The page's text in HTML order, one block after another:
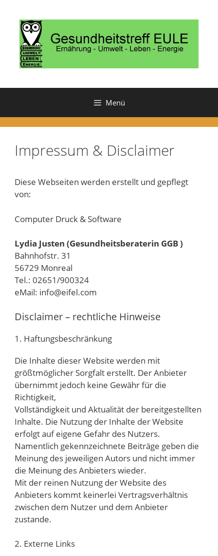
Inhalt
springen
Menü
Impressum & Disclaimer
Diese Webseiten werden erstellt und gepflegt
von:
Computer Druck & Software
Lydia Justen (Gesundheitsberaterin GGB )
Bahnhofstr. 31
56729 Monreal
Tel.: 02651/900324
eMail: info@eifel.com
Disclaimer – rechtliche Hinweise
1. Haftungsbeschränkung
Die Inhalte dieser Website werden mit
größtmöglicher Sorgfalt erstellt. Der Anbieter
übernimmt jedoch keine Gewähr für die
Richtigkeit,
Vollständigkeit und Aktualität der bereitgestellten
Inhalte. Die Nutzung der Inhalte der Website
erfolgt auf eigene Gefahr des Nutzers.
Namentlich gekennzeichnete Beiträge geben die
Meinung des jeweiligen Autors und nicht immer
die Meinung des Anbieters wieder.
Mit der reinen Nutzung der Website des
Anbieters kommt keinerlei Vertragsverhältnis
zwischen dem Nutzer und dem Anbieter
zustande.
2. Externe Links